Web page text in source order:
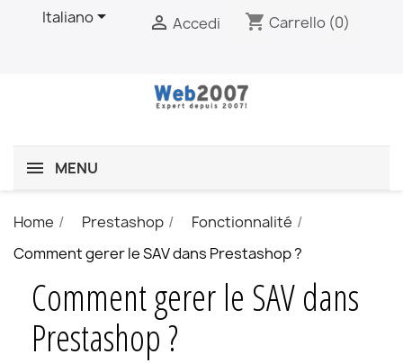
Italiano  Accedi shopping_cart Carrello (0)
MENU
Home Prestashop
Fonctionnalité
Comment gerer le SAV dans Prestashop ?
Comment gerer le SAV dans
Prestashop ?